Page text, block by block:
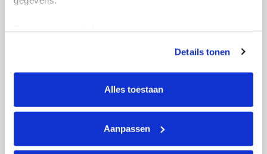
tonen. Je kunt je toestemming op elk moment wijzigen of
intrekken via Cookie instellingen onderaan de pagina. De
lijst met cookies is te vinden in het tabblad “details”.
Details tonen
Alles toestaan
Aanpassen